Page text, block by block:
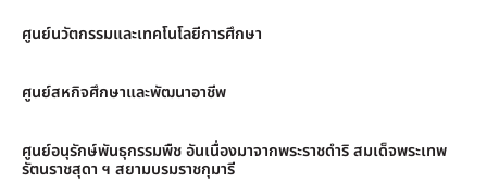
ศูนย์นวัตกรรมและเทคโนโลยีการศึกษา
ศูนย์สหกิจศึกษาและพัฒนาอาชีพ
ศูนย์อนุรักษ์พันธุกรรมพืช อันเนื่องมาจากพระราชดำริ สมเด็จพระเทพ
รัตนราชสุดา ฯ สยามบรมราชกุมารี